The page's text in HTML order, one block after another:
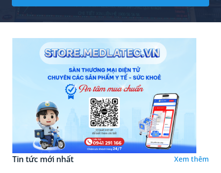
Tin tức mới nhất Xem thêm